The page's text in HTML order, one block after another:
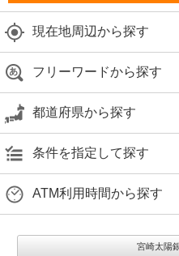
現在地周辺から探す
フリーワードから探す
都道府県から探す
条件を指定して探す
ATM利用時間から探す
宮崎太陽